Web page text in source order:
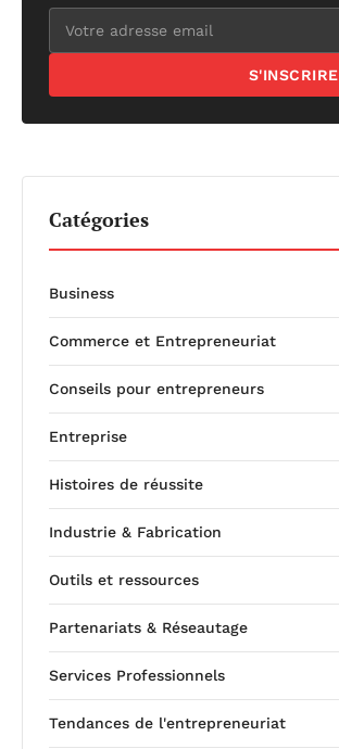
S'INSCRIRE
Catégories
Business
Commerce et Entrepreneuriat
Conseils pour entrepreneurs
Entreprise
Histoires de réussite
Industrie & Fabrication
Outils et ressources
Partenariats & Réseautage
Services Professionnels
Tendances de l'entrepreneuriat